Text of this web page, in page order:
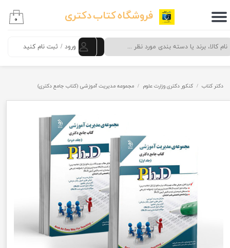
فروشگاه کتاب دکتری
ورود / ثبت نام کنید
حساب کاربری من
تغییر گذر واژه
خروج از حساب کاربری
۰
دکتر کتاب کنکور دکتری وزارت علوم مجموعه مدیریت آموزشی (کتاب جامع دکتری)